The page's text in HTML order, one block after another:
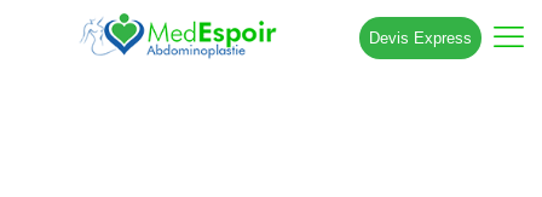
Devis Express